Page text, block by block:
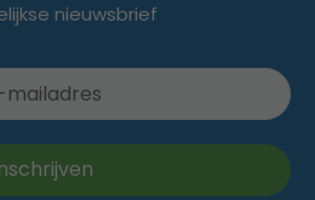
nieuwsbrief